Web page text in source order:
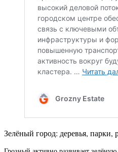
Зелёный город: деревья, парки,